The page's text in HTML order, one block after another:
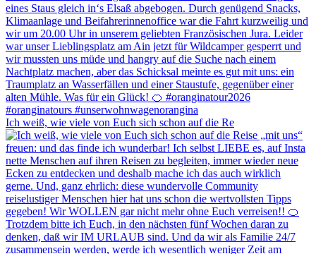
Ich weiß, wie viele von Euch sich schon auf die Re